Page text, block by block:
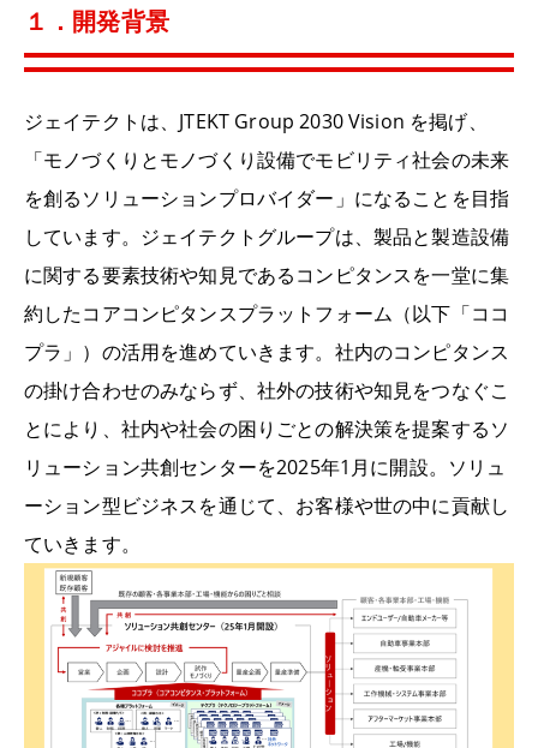
１．開発背景
ジェイテクトは、JTEKT Group 2030 Vision を掲げ、
「モノづくりとモノづくり設備でモビリティ社会の未来
を創るソリューションプロバイダー」になることを目指
しています。ジェイテクトグループは、製品と製造設備
に関する要素技術や知見であるコンピタンスを一堂に集
約したコアコンピタンスプラットフォーム（以下「ココ
プラ」）の活用を進めていきます。社内のコンピタンス
の掛け合わせのみならず、社外の技術や知見をつなぐこ
とにより、社内や社会の困りごとの解決策を提案するソ
リューション共創センターを2025年1月に開設。ソリュ
ーション型ビジネスを通じて、お客様や世の中に貢献し
ていきます。